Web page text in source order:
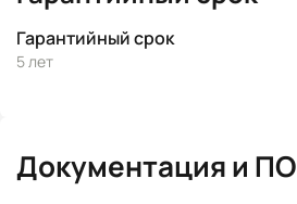
Гарантийный срок
5 лет
Документация и ПО